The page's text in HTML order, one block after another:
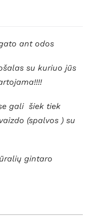
ant odos
su kuriuo jūs
gali šiek tiek
(spalvos ) su
gintaro